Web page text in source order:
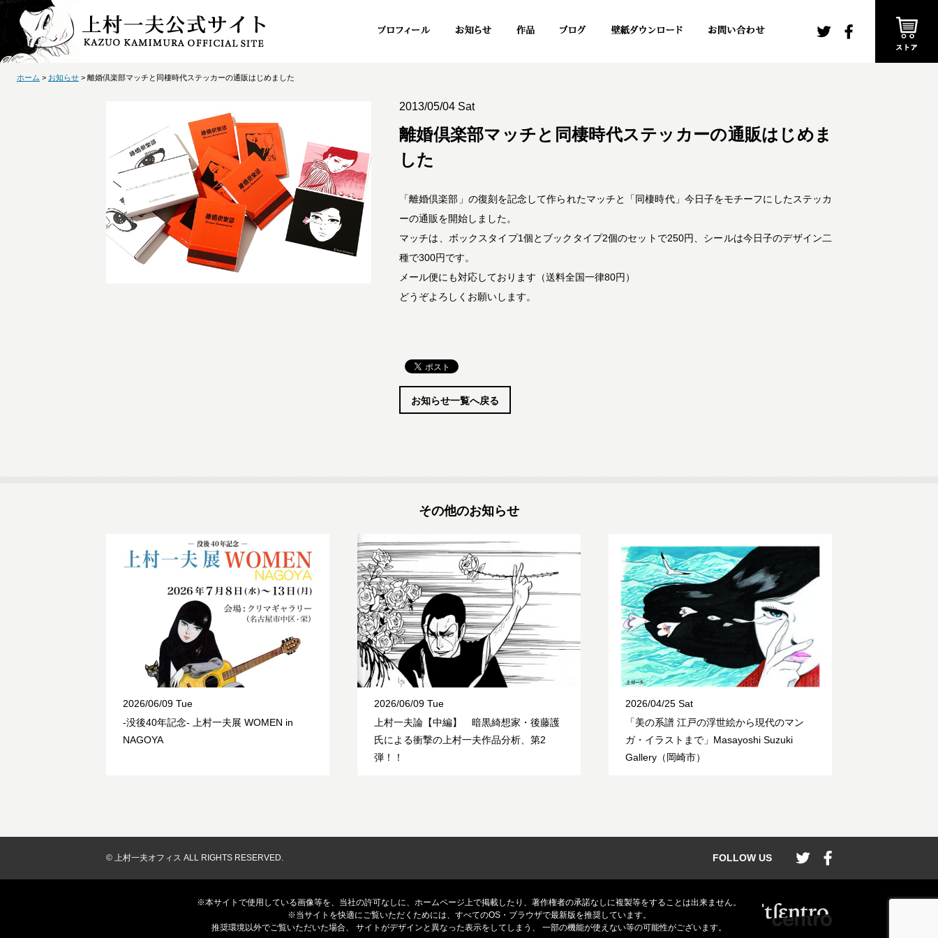
ホーム > お知らせ > 離婚倶楽部マッチと同棲時代ステッカーの通販はじめました
2013/05/04 Sat
離婚倶楽部マッチと同棲時代ステッカーの通販はじめま
した
「離婚倶楽部」の復刻を記念して作られたマッチと「同棲時代」今日子をモチーフにしたステッカ
ーの通販を開始しました。
マッチは、ボックスタイプ1個とブックタイプ2個のセットで250円、シールは今日子のデザイン二
種で300円です。
メール便にも対応しております（送料全国一律80円）
どうぞよろしくお願いします。
お知らせ一覧へ戻る
その他のお知らせ
2026/06/09 Tue
-没後40年記念- 上村一夫展 WOMEN in
NAGOYA
2026/06/09 Tue
上村一夫論【中編】 暗黒綺想家・後藤護
氏による衝撃の上村一夫作品分析、第2
弾！！
2026/04/25 Sat
「美の系譜 江戸の浮世絵から現代のマン
ガ・イラストまで」Masayoshi Suzuki
Gallery（岡崎市）
© 上村一夫オフィス ALL RIGHTS RESERVED. FOLLOW US
※本サイトで使用している画像等を、当社の許可なしに、ホームページ上で掲載したり、著作権者の承諾なしに複製等をすることは出来ません。
※当サイトを快適にご覧いただくためには、すべてのOS・ブラウザで最新版を推奨しています。
推奨環境以外でご覧いただいた場合、 サイトがデザインと異なった表示をしてしまう、 一部の機能が使えない等の可能性がございます。